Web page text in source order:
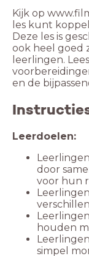
Kijk op
les kunt
Deze les is
ook heel goed
leerlingen.
en de
door